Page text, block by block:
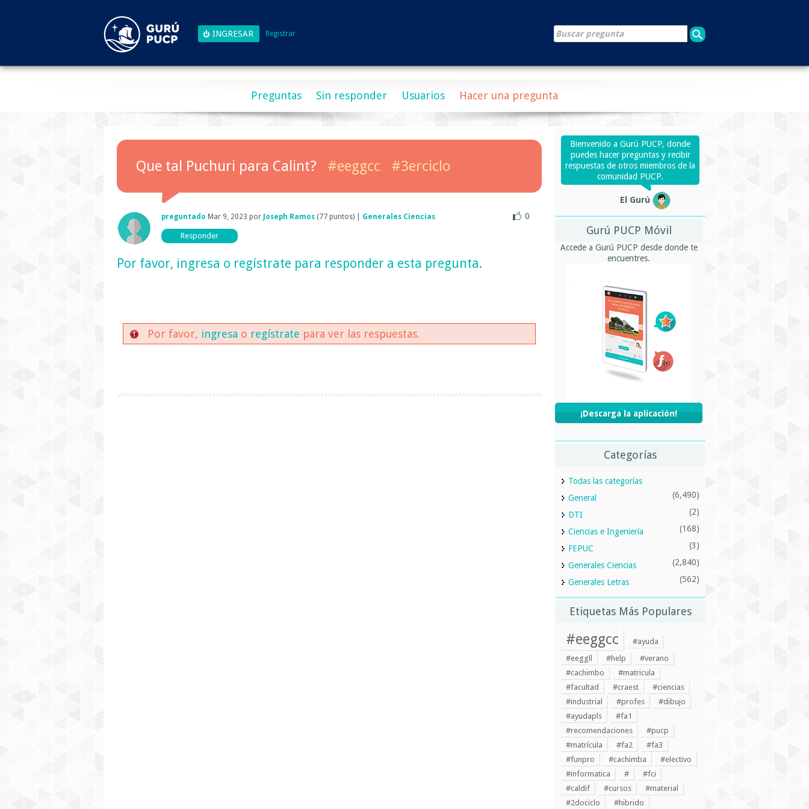
Registrar
Preguntas Sin responder Usuarios Hacer una pregunta
Que tal Puchuri para Calint? #eeggcc #3erciclo
0
preguntado Mar 9, 2023 por Joseph Ramos (77 puntos) Generales Ciencias
Por favor, ingresa o regístrate para responder a esta pregunta.
Por favor, ingresa o regístrate para ver las respuestas.
Bienvenido a Gurú PUCP, donde
puedes hacer preguntas y recibir
respuestas de otros miembros de la
comunidad PUCP.
El Gurú
Gurú PUCP Móvil
Accede a Gurú PUCP desde donde te
encuentres.
¡Descarga la aplicación!
Categorías
Todas las categorías
General
(6,490)
DTI (2)
Ciencias e Ingeniería (168)
FEPUC (3)
Generales Ciencias (2,840)
Generales Letras (562)
Etiquetas Más Populares
#eeggcc
#ayuda
#eeggll
#help
#verano
#cachimbo
#matricula
#facultad
#craest
#ciencias
#industrial
#profes
#dibujo
#ayudapls
#fa1
#recomendaciones
#pucp
#matrícula
#fa2
#fa3
#funpro
#cachimba
#electivo
#informatica
#
#fci
#caldif
#cursos
#material
#2dociclo
#hibrido